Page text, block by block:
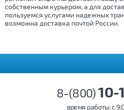
собственным курьером, а для
пользуемся услугами надежных
возможна доставка почтой России.
8-(800)10-
время работы: c